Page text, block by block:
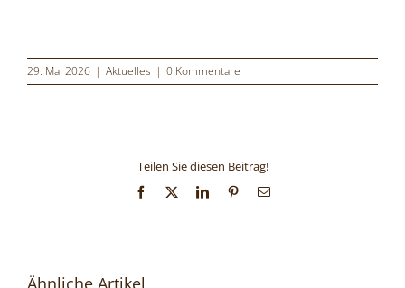
29. Mai 2026 | Aktuelles | 0 Kommentare
Teilen Sie diesen Beitrag!
Facebook LinkedInPinterest
E-
Ähnliche Artikel